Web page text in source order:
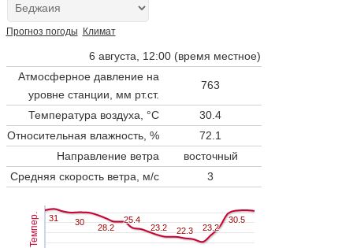
Прогноз погоды Климат
6 августа, 12:00 (время местное)
Атмосферное давление на
уровне станции, мм рт.ст.
763
Температура воздуха, °C
30.4
Относительная влажность, %
72.1
Направление ветра
восточный
Средняя скорость ветра, м/с
3
Темпер. 31
31 30
30
28.2
28.2
25.4
25.4
23.2
23.2 22.3
22.3 23.2
23.2
30.5
30.5